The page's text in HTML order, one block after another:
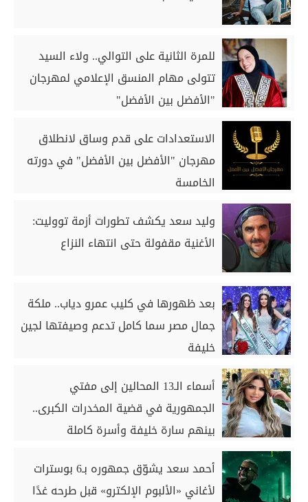
للمرة الثانية على التوالي.. ولاء السيد
تتولى مهام المنسق الإعلامي لمهرجان
"الأفضل بين الأفضل"
الاستعدادات على قدم وساق لانطلاق
مهرجان "الأفضل بين الأفضل" في دورته
الخامسة
وليد سعد يكشف تطورات أزمة تووليت:
الأغنية مقفولة حتى انتهاء النزاع
بعد ظهورها في كليب عمرو دياب.. ملكة
جمال مصر سما كامل تدعم وصيفتها لجين
خليفة
أسماء الـ13 المحالين إلى مفتي
الجمهورية في قضية المخدرات الكبرى..
بينهم سارة خليفة وأسرة كاملة
أحمد سعد يشوّق جمهوره بـ6 بوسترات
لأغاني «الألبوم الإلكترو» قبل طرحه غدًا